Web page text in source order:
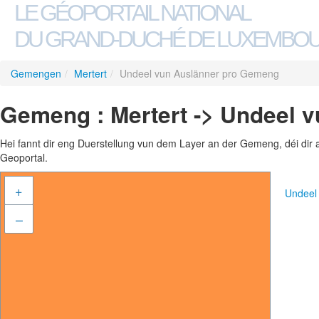
LE GÉOPORTAIL NATIONAL
DU GRAND-DUCHÉ DE
Gemengen / Mertert / Undeel vun Auslänner pro Gemeng
Gemeng : Mertert -> Undeel
Hei fannt dir eng Duerstellung vun dem Layer an der Gemeng, déi
Geoportal.
+
–